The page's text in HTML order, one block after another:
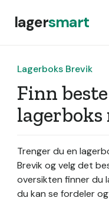
lagersmart
Lagerboks Brevik
Finn
Trenger du en
Brevik og velg det
oversikten finner du
du kan se fordeler